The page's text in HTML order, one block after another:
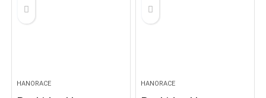
HANORACE HANORACE